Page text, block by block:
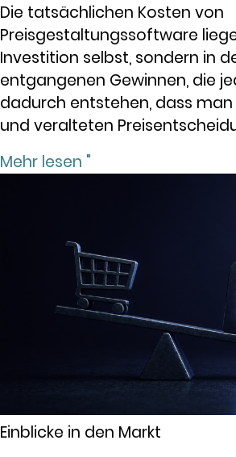
Die tatsächlichen Kosten von
Preisgestaltungssoftware
Investition selbst, sondern in
entgangenen Gewinnen, die
dadurch entstehen, dass
und veralteten
Mehr lesen "
Einblicke in den Markt